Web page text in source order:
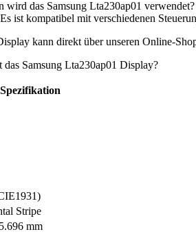
das Samsung Lta230ap01
ist kompatibel mit verschiedenen
kann direkt über unseren Online-
Samsung Lta230ap01 Display?
Spezifikation
Stripe
mm